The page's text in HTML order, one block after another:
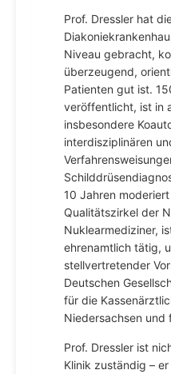
Prof. Dressler hat
Niveau gebracht,
überzeugend,
Patienten gut ist.
veröffentlicht, ist in
insbesondere
interdisziplinären
10 Jahren
Qualitätszirkel der
Nuklearmediziner,
ehrenamtlich tätig,
stellvertretender
Deutschen
für die
Niedersachsen und
Prof. Dressler ist
Klinik zuständig –